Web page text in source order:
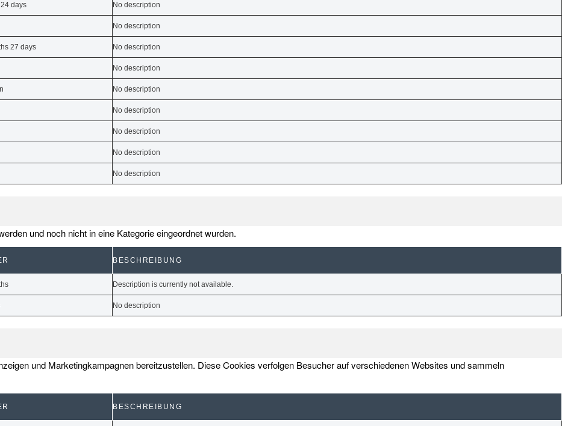
days No description
No description
27 days No description
No description
No description
No description
No description
No description
No description
und noch nicht in eine Kategorie eingeordnet wurden.
BESCHREIBUNG
Description is currently not available.
No description
und Marketingkampagnen bereitzustellen. Diese Cookies verfolgen Besucher auf verschiedenen Websites und sammeln
BESCHREIBUNG